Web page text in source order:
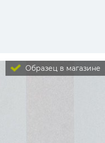
Образец в магазине